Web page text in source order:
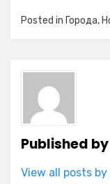
Posted in Города,
Published by
View all posts